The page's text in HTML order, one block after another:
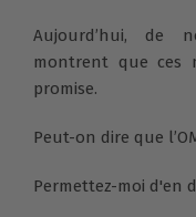
Aujourd’hui, de
montrent que ces
promise.
Peut-on dire que
Permettez-moi d'en